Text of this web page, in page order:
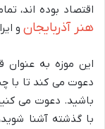
اقتصاد بوده اند،
هنر آذربایجان و
این موزه به عنوان
دعوت می کند تا با
باشید. دعوت می کنیم
با گذشته آشنا